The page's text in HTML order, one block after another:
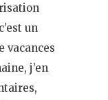
un
vacances
j’en